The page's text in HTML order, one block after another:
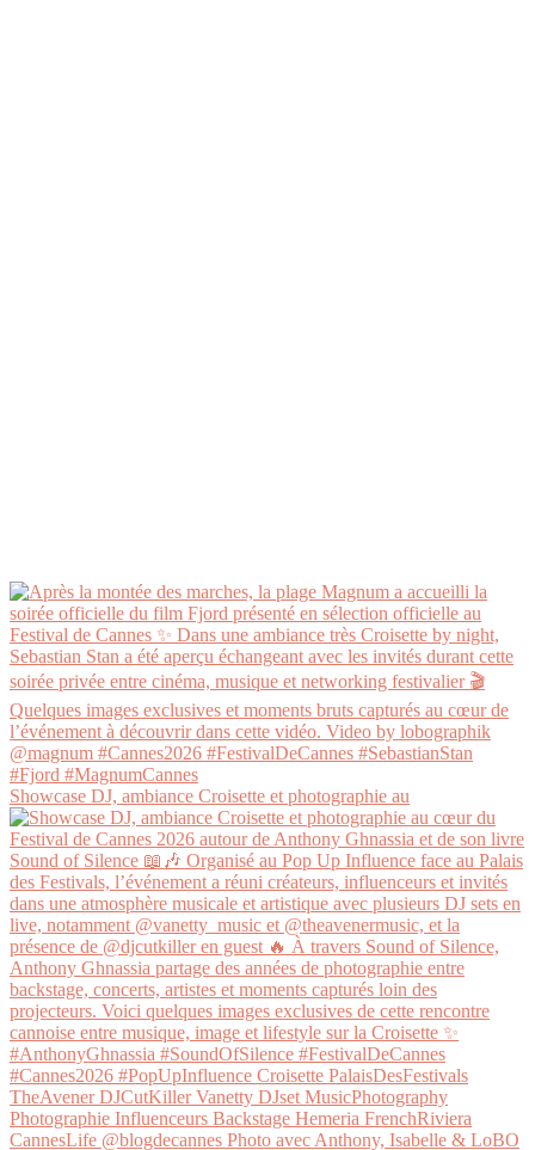
Showcase DJ, ambiance Croisette et photographie au